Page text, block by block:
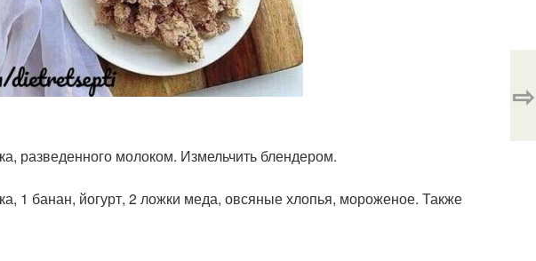
разведенного молоком. Измельчить блендером.
1 банан, йогурт, 2 ложки меда, овсяные хлопья, мороженое. Также
⇨